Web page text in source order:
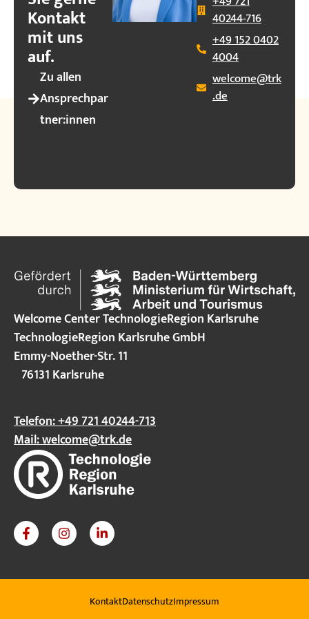
Kontakt
mit uns
auf.
Zu allen
Ansprechpar
tner:innen
40244-716
+49 152 0402
4004
welcome@trk
.de
Welcome Center TechnologieRegion Karlsruhe
TechnologieRegion Karlsruhe GmbH
Emmy-Noether-Str. 11
76131 Karlsruhe
Telefon: +49 721 40244-713
Mail:welcome@trk.de
KontaktDatenschutzImpressum